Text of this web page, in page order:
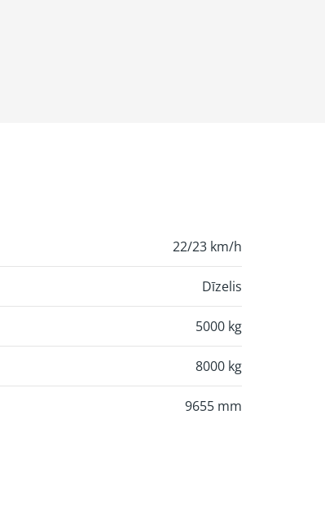
22/23 km/h
Dīzelis
5000 kg
8000 kg
9655 mm